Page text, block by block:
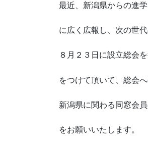
最近、新潟県からの進
に広く広報し、次の世
８月２３日に設立総会
をつけて頂いて、総会
新潟県に関わる同窓会
をお願いいたします。